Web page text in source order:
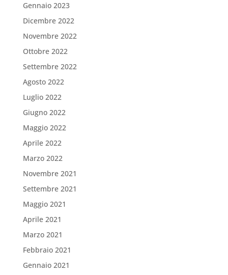
Gennaio 2023
Dicembre 2022
Novembre 2022
Ottobre 2022
Settembre 2022
Agosto 2022
Luglio 2022
Giugno 2022
Maggio 2022
Aprile 2022
Marzo 2022
Novembre 2021
Settembre 2021
Maggio 2021
Aprile 2021
Marzo 2021
Febbraio 2021
Gennaio 2021